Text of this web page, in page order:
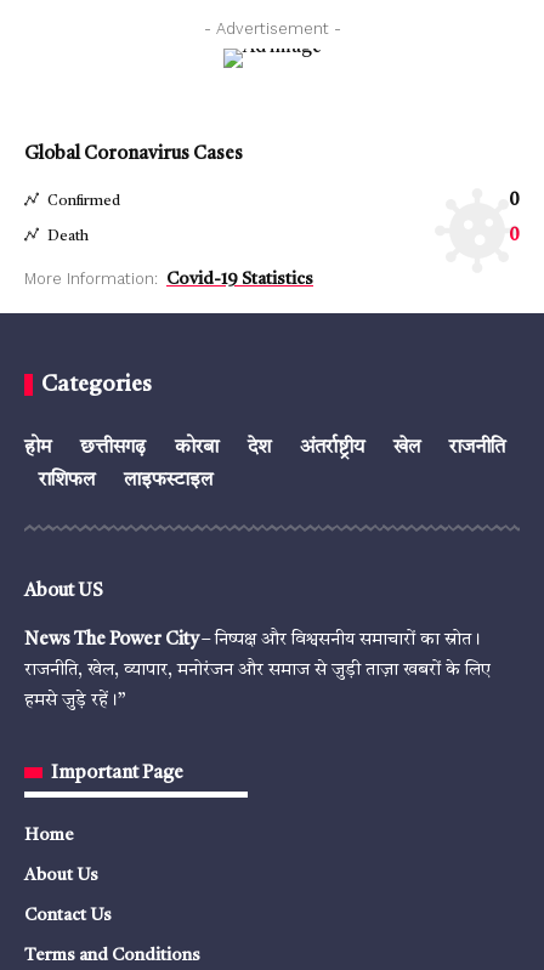
- Advertisement -
Global Coronavirus Cases
Confirmed 0
Death 0
More Information: Covid-19 Statistics
Categories
होम छत्तीसगढ़ कोरबा देश अंतर्राष्ट्रीय खेल
राजनीति
राशिफल
लाइफस्टाइल
About US
News The Power City– निष्पक्ष और विश्वसनीय समाचारों का स्रोत।
राजनीति, खेल, व्यापार, मनोरंजन और समाज से जुड़ी ताज़ा खबरों के लिए
हमसे जुड़े रहें।”
Important Page
Home
About Us
Contact Us
Terms and Conditions